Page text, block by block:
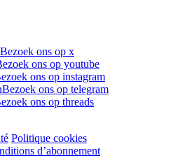
Bezoek ons op x
ons op youtube
ons op instagram
Bezoek ons op telegram
ons op threads
Politique cookies
d’abonnement